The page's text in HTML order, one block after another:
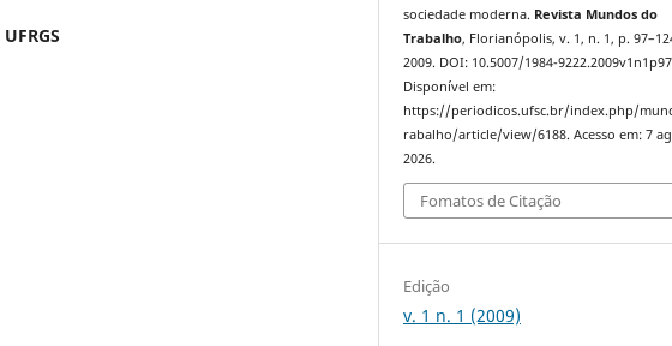
UFRGS
sociedade moderna. Revista Mundos do
Trabalho, Florianópolis, v. 1, n. 1, p.
2009. DOI: 10.5007/1984-
Disponível em:
https://periodicos.ufsc.br/index.php/
rabalho/article/view/6188. Acesso em: 7
2026.
Fomatos de Citação
Edição
v. 1 n. 1 (2009)